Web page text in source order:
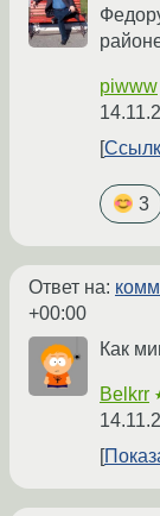
piwww
3
Ответ на:
+00:00
Как
Belkrr